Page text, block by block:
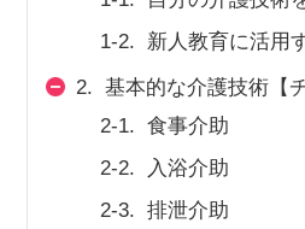
WEB勤
支店連絡
会社概要 個人情報保護
1-2.
新人教育に活用
2. 基本的な介護技術【
2-1. 食事介助
2-2.
入浴介助
2-3. 排泄介助